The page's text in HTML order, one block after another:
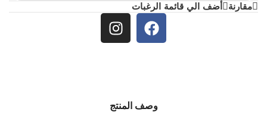
مقارنة أضف الي قائمة الرغبات
وصف المنتج